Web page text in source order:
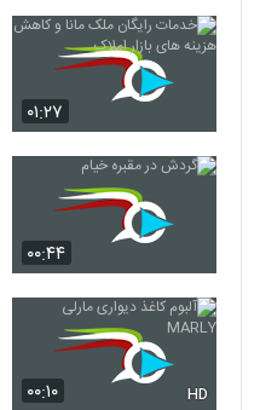
۰۱:۲۷
۰۰:۴۴
۰۰:۱۰ HD